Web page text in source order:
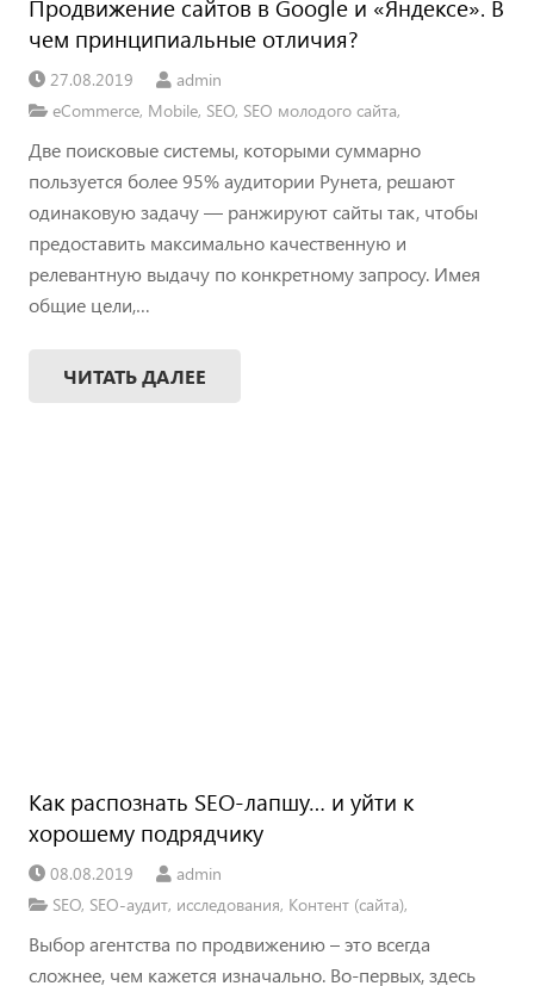
Продвижение сайтов в Google и «Яндексе». В
чем принципиальные отличия?
27.08.2019
admin
eCommerce, Mobile, SEO, SEO молодого сайта,
Две поисковые системы, которыми суммарно
пользуется более 95% аудитории Рунета, решают
одинаковую задачу — ранжируют сайты так, чтобы
предоставить максимально качественную и
релевантную выдачу по конкретному запросу. Имея
общие цели,…
ЧИТАТЬ ДАЛЕЕ
Как распознать SEO-лапшу… и уйти к
хорошему подрядчику
08.08.2019
admin
SEO, SEO-аудит, исследования, Контент (сайта),
Выбор агентства по продвижению – это всегда
сложнее, чем кажется изначально. Во-первых, здесь